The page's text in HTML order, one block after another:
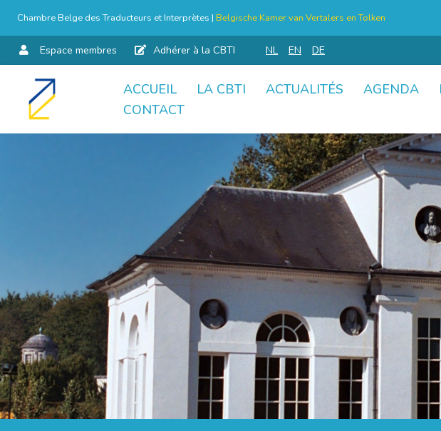
Chambre Belge des Traducteurs et Interprètes | Belgische Kamer van Vertalers en Tolken
Espace membres Adhérer à la CBTI NL EN DE
Aller
ACCUEIL LA CBTI ACTUALITÉS AGENDA
CONTACT